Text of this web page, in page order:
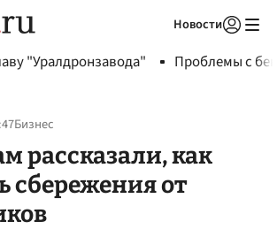
Новости
"Уралдронзавода" Проблемы с
Бизнес
рассказали, как
сбережения от